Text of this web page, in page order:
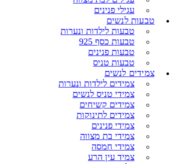
עגילי פנינים
טבעות לנשים
טבעות לילדות ונערות
טבעות כסף 925
טבעות פנינים
טבעות טניס
צמידים לנשים
צמידים לילדות ונערות
צמידי טניס לנשים
צמידים קשיחים
צמידים לתינוקות
צמידי פנינים
צמידי בת מצווה
צמידי חמסה
צמיד עין הרע